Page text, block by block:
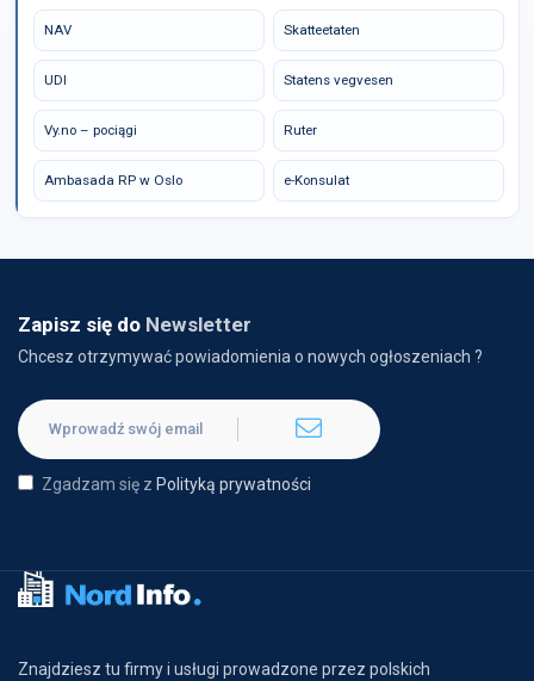
NAV Skatteetaten
UDI Statens vegvesen
Vy.no – pociągi Ruter
Ambasada RP w Oslo e-Konsulat
Zapisz się do Newsletter
Chcesz otrzymywać powiadomienia o nowych ogłoszeniach ?
Zgadzam się z Polityką prywatności
Znajdziesz tu firmy i usługi prowadzone przez polskich